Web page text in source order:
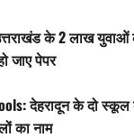
के 2 लाख युवाओं
जाए पेपर
देहरादून के दो
का नाम